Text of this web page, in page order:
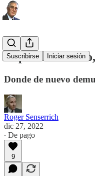
Suscribirse Iniciar sesión
El
Donde de nuevo
Roger Senserrich
dic 27, 2022
∙ De pago
9